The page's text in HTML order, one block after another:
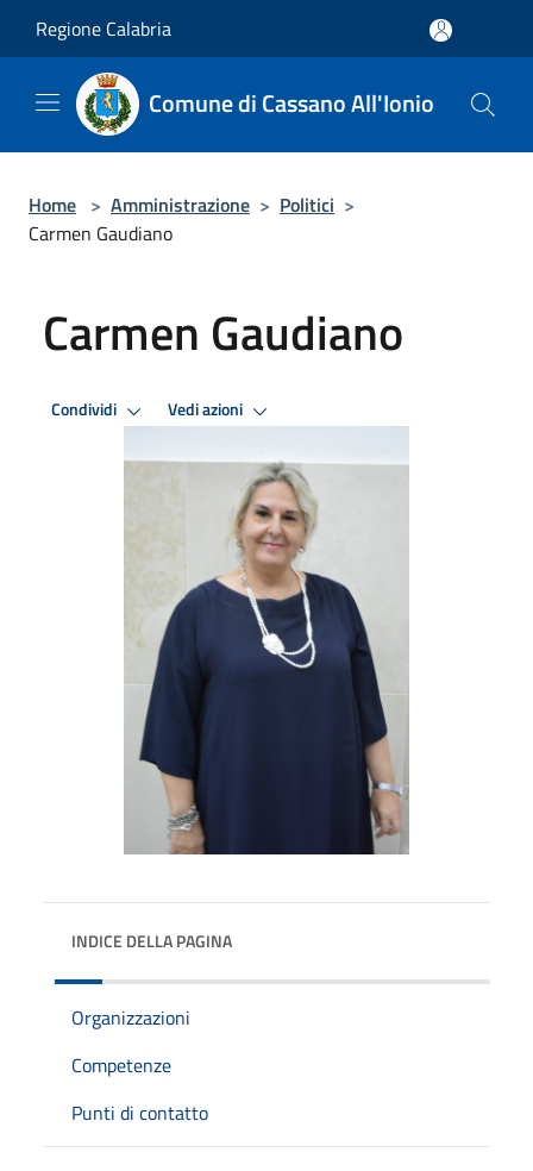
Regione Calabria
Comune di Cassano All'Ionio
Home > Amministrazione > Politici >
Carmen Gaudiano
Carmen Gaudiano
Condividi Vedi azioni
INDICE DELLA PAGINA
Organizzazioni
Competenze
Punti di contatto